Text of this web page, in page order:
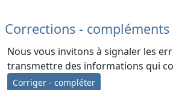
Corrections - compléments
Nous vous invitons à signaler les
transmettre des informations qui
Corriger - compléter